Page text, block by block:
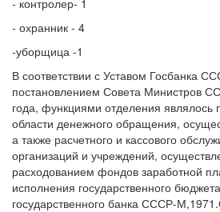
- контролер- 1
- охранник - 4
-уборщица -1
В соответствии с Уставом Госбанка
постановлением Совета Министров
года, функциями отделения являлось
области денежного обращения,
а также расчетного и кассового
организаций и учреждений,
расходованием фондов заработной
исполнения государственного
государственного банка СССР-